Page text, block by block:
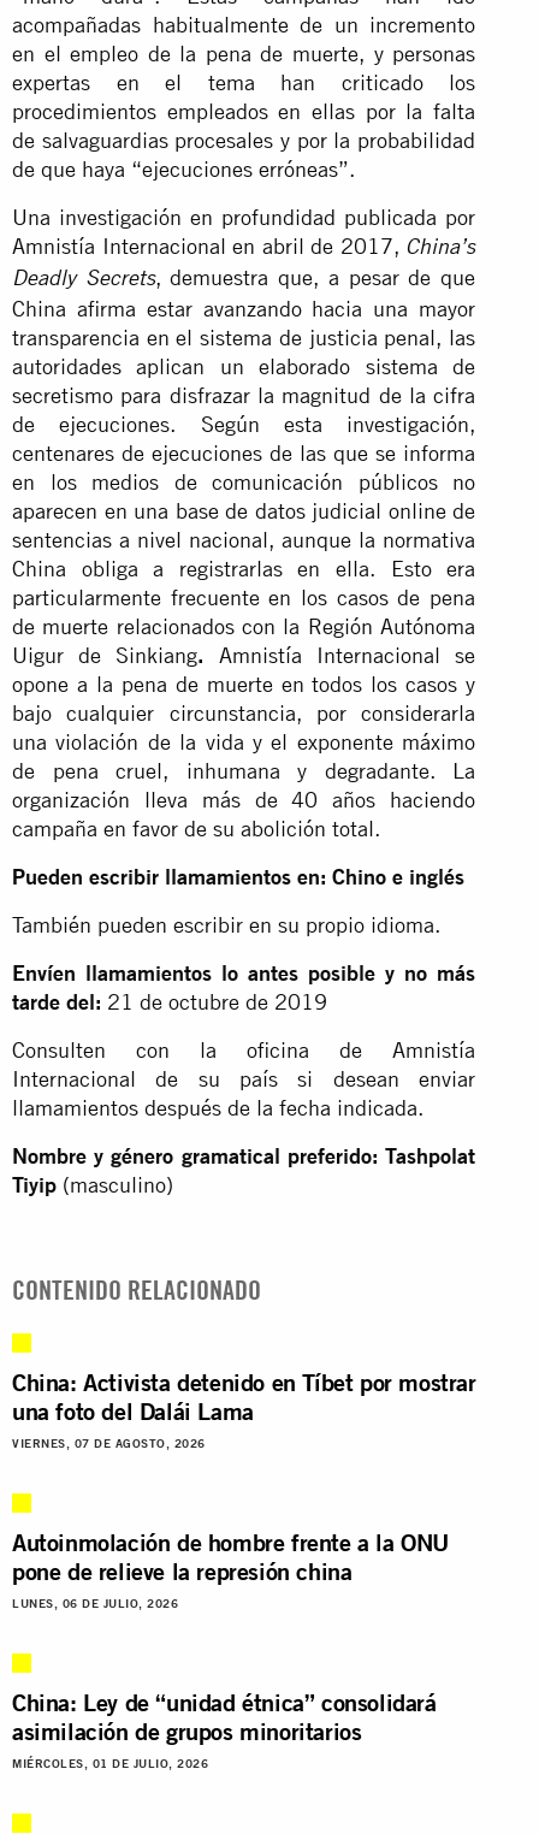
acompañadas habitualmente de un incremento
en el empleo de la pena de muerte, y personas
expertas en el tema han criticado los
procedimientos empleados en ellas por la falta
de salvaguardias procesales y por la probabilidad
de que haya “ejecuciones erróneas”.
Una investigación en profundidad publicada por
Amnistía Internacional en abril de 2017, China’s
Deadly Secrets, demuestra que, a pesar de que
China afirma estar avanzando hacia una mayor
transparencia en el sistema de justicia penal, las
autoridades aplican un elaborado sistema de
secretismo para disfrazar la magnitud de la cifra
de ejecuciones. Según esta investigación,
centenares de ejecuciones de las que se informa
en los medios de comunicación públicos no
aparecen en una base de datos judicial online de
sentencias a nivel nacional, aunque la normativa
China obliga a registrarlas en ella. Esto era
particularmente frecuente en los casos de pena
de muerte relacionados con la Región Autónoma
Uigur de Sinkiang. Amnistía Internacional se
opone a la pena de muerte en todos los casos y
bajo cualquier circunstancia, por considerarla
una violación de la vida y el exponente máximo
de pena cruel, inhumana y degradante. La
organización lleva más de 40 años haciendo
campaña en favor de su abolición total.
Pueden escribir llamamientos en: Chino e inglés
También pueden escribir en su propio idioma.
Envíen llamamientos lo antes posible y no más
tarde del: 21 de octubre de 2019
Consulten con la oficina de Amnistía
Internacional de su país si desean enviar
llamamientos después de la fecha indicada.
Nombre y género gramatical preferido: Tashpolat
Tiyip (masculino)
CONTENIDO RELACIONADO
China: Activista detenido en Tíbet por mostrar
una foto del Dalái Lama
VIERNES, 07 DE AGOSTO, 2026
Autoinmolación de hombre frente a la ONU
pone de relieve la represión china
LUNES, 06 DE JULIO, 2026
China: Ley de “unidad étnica” consolidará
asimilación de grupos minoritarios
MIÉRCOLES, 01 DE JULIO, 2026